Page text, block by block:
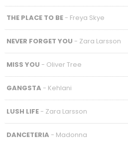
THE PLACE TO BE- Freya Skye
NEVER FORGET YOU - Zara Larsson
MISS YOU - Oliver Tree
GANGSTA - Kehlani
LUSH LIFE- Zara Larsson
DANCETERIA - Madonna